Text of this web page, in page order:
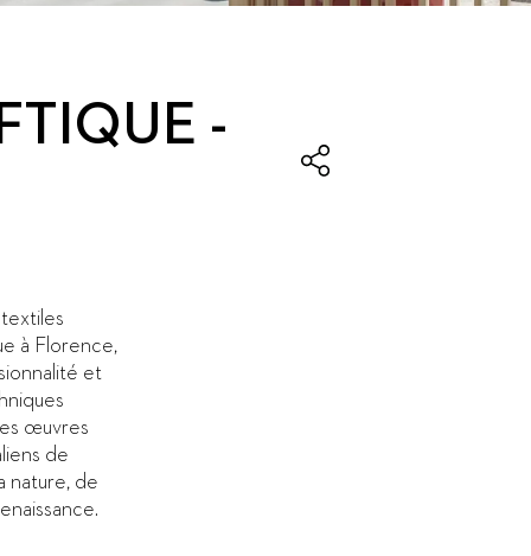
-
à Florence,
et
œuvres
de
nature, de